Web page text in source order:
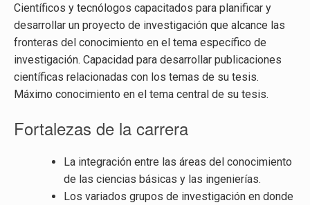
Científicos y tecnólogos capacitados para planificar y
desarrollar un proyecto de investigación que alcance las
fronteras del conocimiento en el tema específico de
investigación. Capacidad para desarrollar publicaciones
científicas relacionadas con los temas de su tesis.
Máximo conocimiento en el tema central de su tesis.
Fortalezas de la carrera
La integración entre las áreas del conocimiento
de las ciencias básicas y las ingenierías.
Los variados grupos de investigación en donde